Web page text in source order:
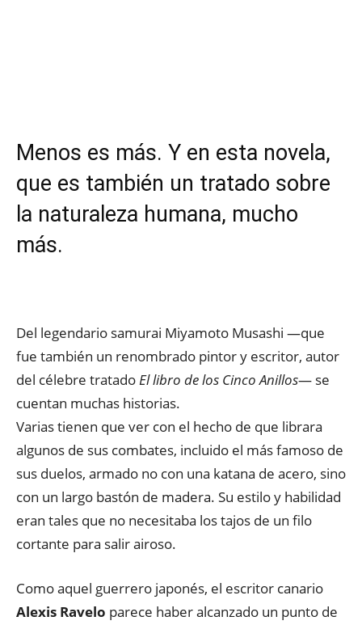
Menos es más. Y en esta novela,
que es también un tratado sobre
la naturaleza humana, mucho
más.
Del legendario samurai Miyamoto Musashi —que
fue también un renombrado pintor y escritor, autor
del célebre tratadoEl libro de los Cinco Anillos— se
cuentan muchas historias.
Varias tienen que ver con el hecho de que librara
algunos de sus combates, incluido el más famoso de
sus duelos, armado no con una katana de acero, sino
con un largo bastón de madera. Su estilo y habilidad
eran tales que no necesitaba los tajos de un filo
cortante para salir airoso.
Como aquel guerrero japonés, el escritor canario
Alexis Ravelo parece haber alcanzado un punto de